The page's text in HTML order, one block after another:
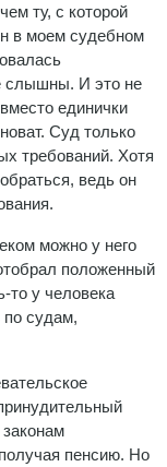
ту, с которой
в моем судебном
слышны. И это не
единички
Суд только
требований. Хотя
ведь он
можно у него
положенный
то у человека
судам,
пенсию. Но